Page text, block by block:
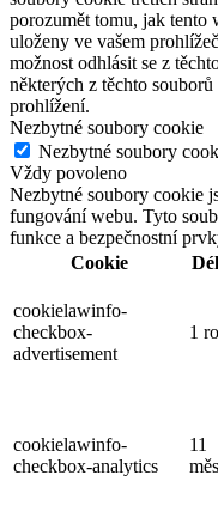
porozumět tomu, jak tento
uloženy ve vašem
možnost odhlásit se z
některých z těchto
prohlížení.
Nezbytné soubory cookie
Nezbytné soubory
Vždy povoleno
Nezbytné soubory cookie
fungování webu. Tyto
funkce a bezpečnostní
Cookie
cookielawinfo-
checkbox-
advertisement
1
cookielawinfo-
checkbox-analytics
11